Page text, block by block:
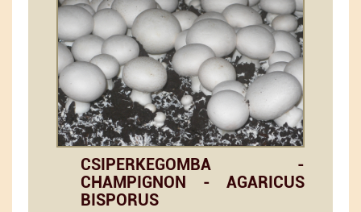
CSIPERKEGOMBA -
CHAMPIGNON - AGARICUS
BISPORUS